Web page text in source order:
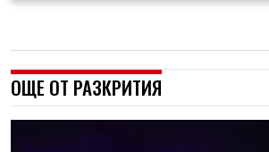
ОЩЕ ОТ РАЗКРИТИЯ